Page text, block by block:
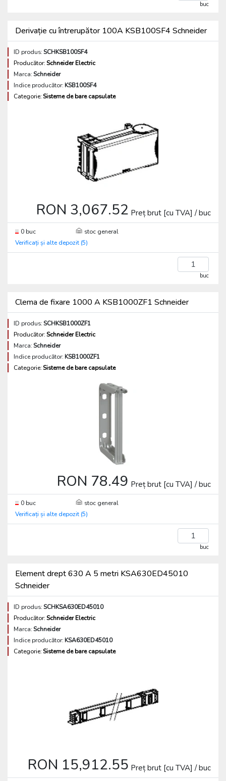
buc
Derivație cu întrerupător 100A KSB100SF4 Schneider
ID produs:SCHKSB100SF4
Producător:Schneider Electric
Marca:Schneider
Indice producător:KSB100SF4
Categorie:Sisteme de bare capsulate
RON 3,067.52 Preț brut [cu TVA] / buc
0 buc
stoc general
Verificați și alte depozit (5)
buc
Clema de fixare 1000 A KSB1000ZF1 Schneider
ID produs:SCHKSB1000ZF1
Producător:Schneider Electric
Marca:Schneider
Indice producător:KSB1000ZF1
Categorie:Sisteme de bare capsulate
RON 78.49 Preț brut [cu TVA] / buc
0 buc
stoc general
Verificați și alte depozit (5)
buc
Element drept 630 A 5 metri KSA630ED45010
Schneider
ID produs:SCHKSA630ED45010
Producător:Schneider Electric
Marca:Schneider
Indice producător:KSA630ED45010
Categorie:Sisteme de bare capsulate
RON 15,912.55 Preț brut [cu TVA] / buc